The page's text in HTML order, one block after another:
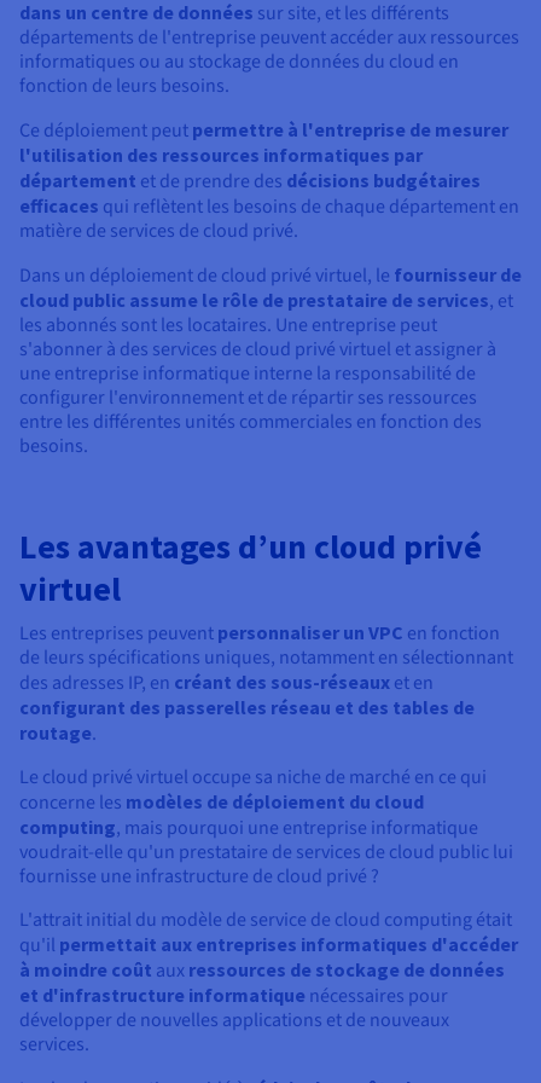
dans un centre de données sur site, et les différents
départements de l'entreprise peuvent accéder aux ressources
informatiques ou au stockage de données du cloud en
fonction de leurs besoins.
Ce déploiement peut permettre à l'entreprise de mesurer
l'utilisation des ressources informatiques par
département et de prendre des décisions budgétaires
efficaces qui reflètent les besoins de chaque département en
matière de services de cloud privé.
Dans un déploiement de cloud privé virtuel, le fournisseur de
cloud public assume le rôle de prestataire de services, et
les abonnés sont les locataires. Une entreprise peut
s'abonner à des services de cloud privé virtuel et assigner à
une entreprise informatique interne la responsabilité de
configurer l'environnement et de répartir ses ressources
entre les différentes unités commerciales en fonction des
besoins.
Les avantages d’un cloud privé
virtuel
Les entreprises peuvent personnaliser un VPC en fonction
de leurs spécifications uniques, notamment en sélectionnant
des adresses IP, en créant des sous-réseaux et en
configurant des passerelles réseau et des tables de
routage.
Le cloud privé virtuel occupe sa niche de marché en ce qui
concerne les modèles de déploiement du cloud
computing, mais pourquoi une entreprise informatique
voudrait-elle qu'un prestataire de services de cloud public lui
fournisse une infrastructure de cloud privé ?
L'attrait initial du modèle de service de cloud computing était
qu'il permettait aux entreprises informatiques d'accéder
à moindre coût aux ressources de stockage de données
et d'infrastructure informatique nécessaires pour
développer de nouvelles applications et de nouveaux
services.